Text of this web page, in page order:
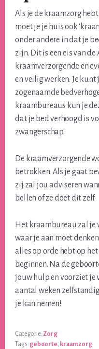
Als je de kraamzorg
moet je je huis ook
onder andere in dat je
zijn. Dit is een eis van
kraamverzorgende en
en veilig werken. Je kunt
zogenaamde
kraambureaus kun je
dat je bed verhoogd is
zwangerschap.
De kraamverzorgende
betrokken. Als je gaat
zij zal jou adviseren
bellen of ze doet dit zelf.
Het kraambureau zal je
waar je aan moet
alles op orde hebt op
beginnen. Na de
jouw hulp en voorziet je
aantal weken
je kan nemen!
Categorie: Zorg
Tags: geboorte, kraamzorg